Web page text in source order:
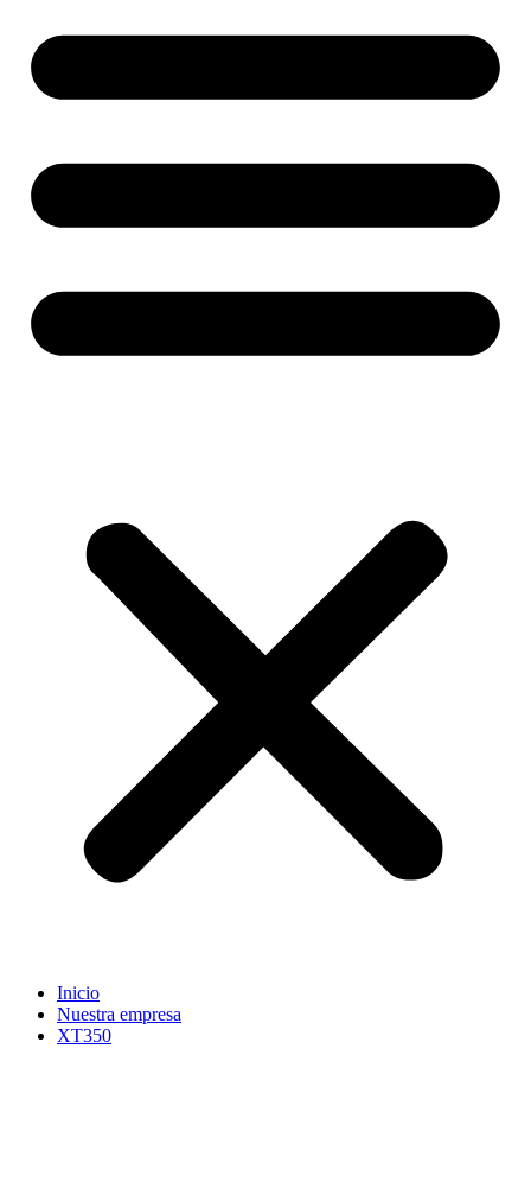
Inicio
Nuestra empresa
XT350